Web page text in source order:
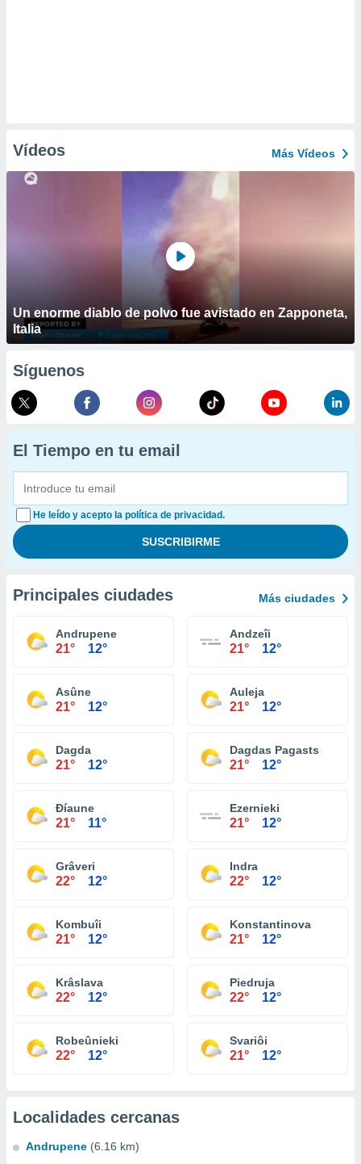
Vídeos Más Vídeos
Un enorme diablo de polvo fue avistado en Zapponeta,
Italia
Síguenos
El Tiempo en tu email
He leído y acepto la política de privacidad.
Principales ciudades Más ciudades
Andrupene
21° 12°
Andzeîi
21° 12°
Asûne
21° 12°
Auleja
21° 12°
Dagda
21° 12°
Dagdas Pagasts
21° 12°
Ðíaune
21° 11°
Ezernieki
21° 12°
Grâveri
22° 12°
Indra
22° 12°
Kombuîi
21° 12°
Konstantinova
21° 12°
Krâslava
22° 12°
Piedruja
22° 12°
Robeûnieki
22° 12°
Svariôi
21° 12°
Localidades cercanas
Andrupene (6.16 km)